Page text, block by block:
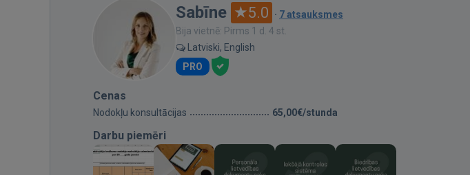
Sabīne 5.0 · 7 atsauksmes
Bija vietnē: Pirms 1 d. 4 st.
Latviski, English
PRO
Cenas
Nodokļu konsultācijas 65,00€/stunda
Darbu piemēri